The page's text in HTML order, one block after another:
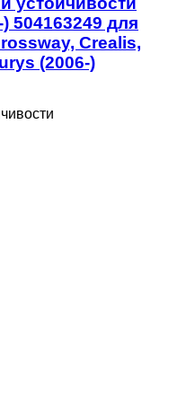
504163249 для
Crealis,
(2006-)